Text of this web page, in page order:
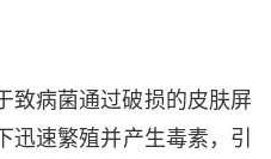
致病菌通过破损的皮肤屏
迅速繁殖并产生毒素，引